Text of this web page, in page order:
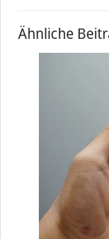
Ähnliche